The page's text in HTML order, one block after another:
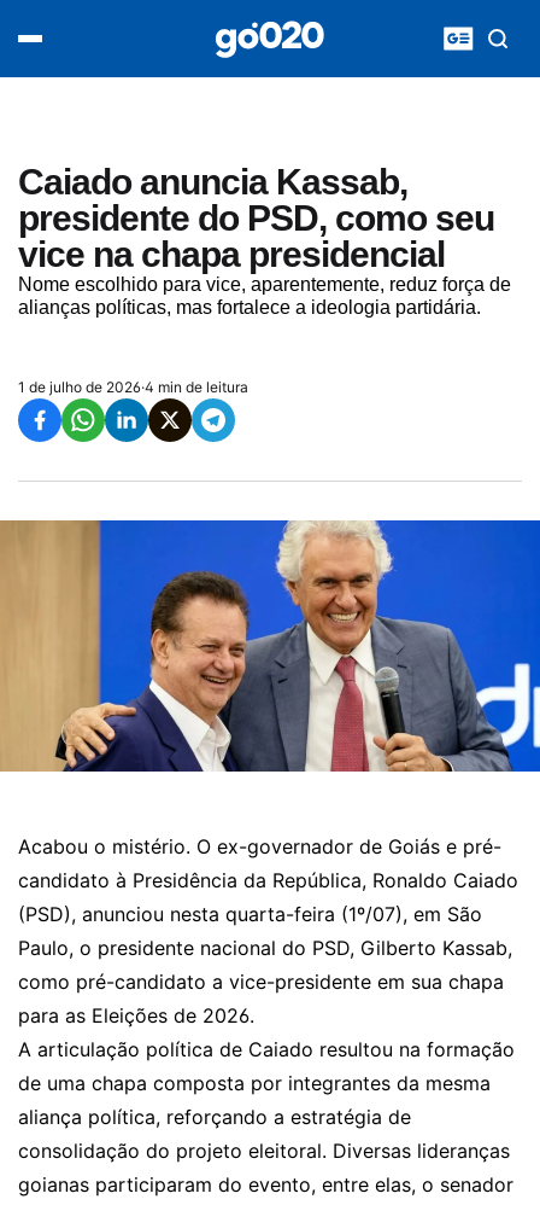
Caiado anuncia Kassab,
presidente do PSD, como seu
vice na chapa presidencial
Nome escolhido para vice, aparentemente, reduz força de
alianças políticas, mas fortalece a ideologia partidária.
1 de julho de 2026·4 min de leitura
Acabou o mistério. O ex-governador de Goiás e pré-
candidato à Presidência da República, Ronaldo Caiado
(PSD), anunciou nesta quarta-feira (1º/07), em São
Paulo, o presidente nacional do PSD, Gilberto Kassab,
como pré-candidato a vice-presidente em sua chapa
para as Eleições de 2026.
A articulação política de Caiado resultou na formação
de uma chapa composta por integrantes da mesma
aliança política, reforçando a estratégia de
consolidação do projeto eleitoral. Diversas lideranças
goianas participaram do evento, entre elas, o senador
acontece agora
entretenimento
vídeos
pod020